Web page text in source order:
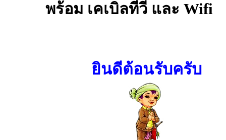
พร้อม เคเบิลทีวี และ Wifi
ยินดีต้อนรับครับ